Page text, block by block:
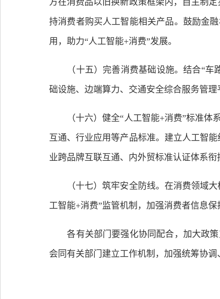
方在消费品以旧换新政策框架内，自主制
持消费者购买人工智能相关产品。鼓励金
用，助力“人工智能+消费”发展。
（十五）完善消费基础设施。结合“车路
础设施、边端算力、交通安全综合服务管
（十六）健全“人工智能+消费”标准体系
互通、行业应用等产品标准。建立人工智
业跨品牌互联互通、内外贸标准认证体系
（十七）筑牢安全防线。在消费领域大
工智能+消费”监管机制，加强消费者信息
各有关部门要强化协同配合，加大政策
会同有关部门建立工作机制，加强统筹协